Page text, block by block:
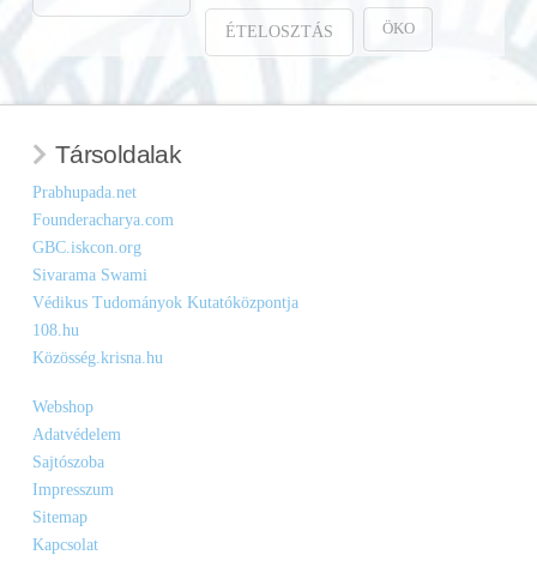
ÉTELOSZTÁS ÖKO
Társoldalak
Prabhupada.net
Founderacharya.com
GBC.iskcon.org
Sivarama Swami
Védikus Tudományok Kutatóközpontja
108.hu
Közösség.krisna.hu
Webshop
Adatvédelem
Sajtószoba
Impresszum
Sitemap
Kapcsolat